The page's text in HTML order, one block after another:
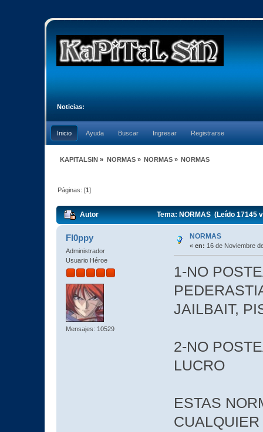
Noticias:
Inicio Ayuda Buscar Ingresar Registrarse
KAPITALSIN » NORMAS» NORMAS» NORMAS
Páginas: [1]
Autor Tema: NORMAS (Leído 17145
Fl0ppy
Administrador
Usuario Héroe
Mensajes: 10529
NORMAS
« en: 16 de Noviembre
1-NO
JAILBAIT,
2-NO
LUCRO
ESTAS